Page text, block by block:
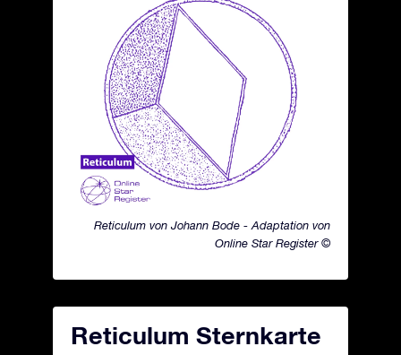
Reticulum von Johann Bode - Adaptation von
Online Star Register ©
Reticulum Sternkarte